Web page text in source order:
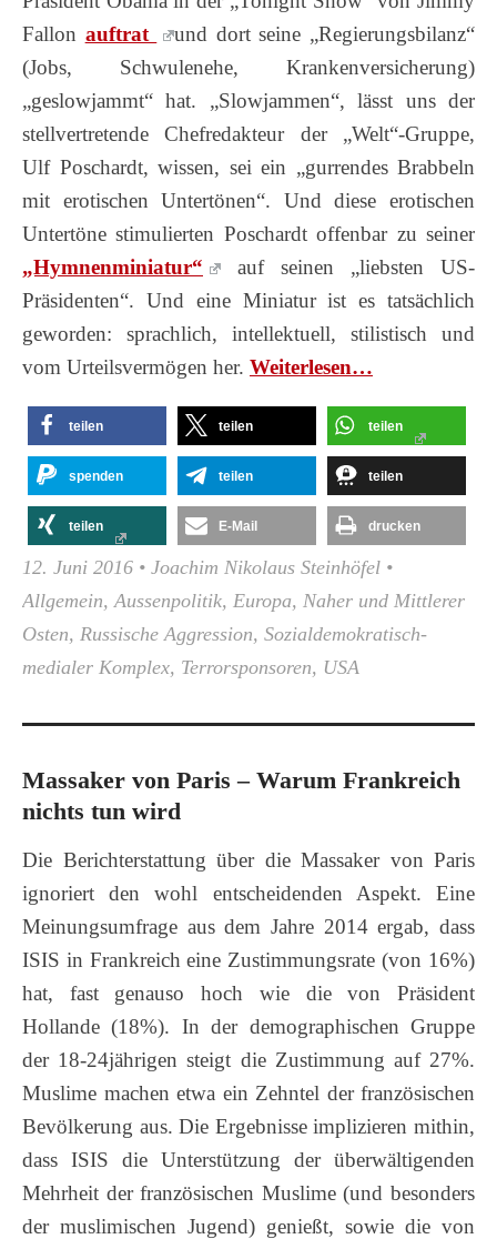
Fallon auftrat
und dort seine „Regierungsbilanz“
(Jobs, Schwulenehe, Krankenversicherung)
„geslowjammt“ hat. „Slowjammen“, lässt uns der
stellvertretende Chefredakteur der „Welt“-Gruppe,
Ulf Poschardt, wissen, sei ein „gurrendes Brabbeln
mit erotischen Untertönen“. Und diese erotischen
Untertöne stimulierten Poschardt offenbar zu seiner
„Hymnenminiatur“
auf seinen „liebsten US-
Präsidenten“. Und eine Miniatur ist es tatsächlich
geworden: sprachlich, intellektuell, stilistisch und
vom Urteilsvermögen her. Wei­ter­le­sen…
teilen teilen teilen
spenden teilen teilen
teilen E-Mail drucken
12. Juni 2016 • Joachim Nikolaus Steinhöfel •
Allgemein, Aussenpolitik, Europa, Naher und Mittlerer
Osten, Russische Aggression, Sozialdemokratisch-
medialer Komplex, Terrorsponsoren, USA
Massaker von Paris – Warum Frankreich
nichts tun wird
Die Berichterstattung über die Massaker von Paris
ignoriert den wohl entscheidenden Aspekt. Eine
Meinungsumfrage aus dem Jahre 2014 ergab, dass
ISIS in Frankreich eine Zustimmungsrate (von 16%)
hat, fast genauso hoch wie die von Präsident
Hollande (18%). In der demographischen Gruppe
der 18-24jährigen steigt die Zustimmung auf 27%.
Muslime machen etwa ein Zehntel der französischen
Bevölkerung aus. Die Ergebnisse implizieren mithin,
dass ISIS die Unterstützung der überwältigenden
Mehrheit der französischen Muslime (und besonders
der muslimischen Jugend) genießt, sowie die von